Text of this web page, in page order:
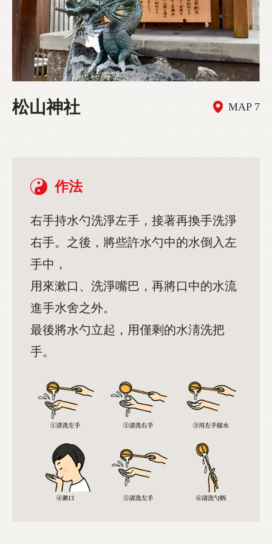
松山神社 MAP 7
作法
右手持水勺洗淨左手，接著再換手洗淨
右手。之後，將些許水勺中的水倒入左
手中，
用來漱口、洗淨嘴巴，再將口中的水流
進手水舍之外。
最後將水勺立起，用僅剩的水淸洗把
手。